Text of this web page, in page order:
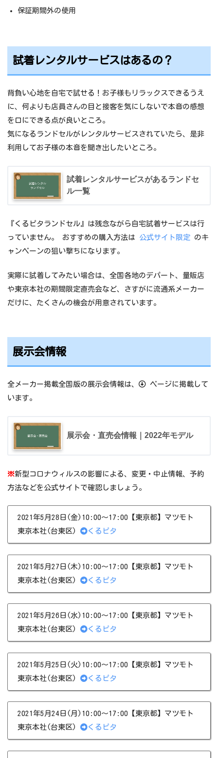
保証期間外の使用
試着レンタルサービスはあるの？
背負い心地を自宅で試せる！お子様もリラックスできるうえ
に、何よりも店員さんの目と接客を気にしないで本音の感想
を口にできる点が良いところ。
気になるランドセルがレンタルサービスされていたら、是非
利用してお子様の本音を聞き出したいところ。
試着レンタルサービスがあるランドセ
ル一覧
『くるピタランドセル』は残念ながら自宅試着サービスは行
っていません。 おすすめの購入方法は 公式サイト限定 のキ
ャンペーンの狙い撃ちになります。
実際に試着してみたい場合は、全国各地のデパート、量販店
や東京本社の期間限定直売会など、さすがに流通系メーカー
だけに、たくさんの機会が用意されています。
展示会情報
全メーカー掲載全国版の展示会情報は、
ページに掲載して
います。
展示会・直売会情報｜2022年モデル
※新型コロナウィルスの影響による、変更・中止情報、予約
方法などを公式サイトで確認しましょう。
2021年5月28日(金)10:00～17:00【東京都】マツモト
東京本社(台東区)
くるピタ
2021年5月27日(木)10:00～17:00【東京都】マツモト
東京本社(台東区)
くるピタ
2021年5月26日(水)10:00～17:00【東京都】マツモト
東京本社(台東区)
くるピタ
2021年5月25日(火)10:00～17:00【東京都】マツモト
東京本社(台東区)
くるピタ
2021年5月24日(月)10:00～17:00【東京都】マツモト
東京本社(台東区)
くるピタ